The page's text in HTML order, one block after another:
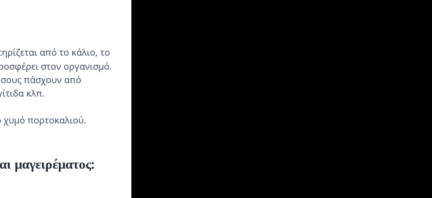
από το κάλιο, το
στον οργανισμό.
πάσχουν από
κλπ.
χυμό πορτοκαλιού.
μαγειρέματος: